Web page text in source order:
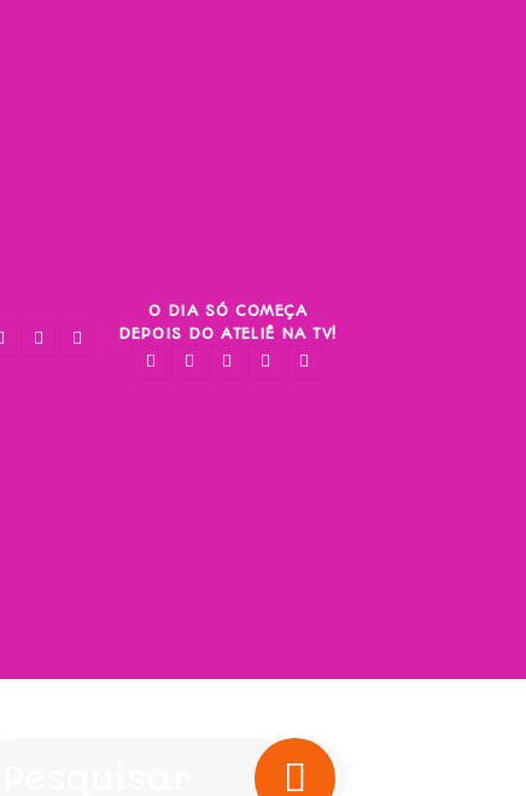
O DIA SÓ COMEÇA
DEPOIS DO ATELIÊ NA TV!